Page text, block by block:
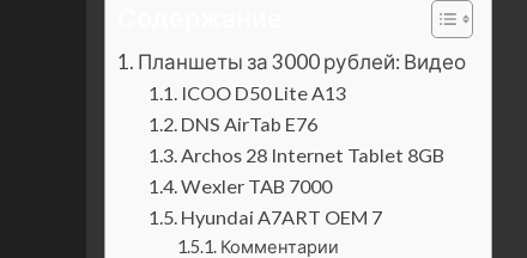
Планшеты за 3000 рублей: Видео
ICOO D50 Lite A13
DNS AirTab E76
Archos 28 Internet Tablet 8GB
Wexler TAB 7000
Hyundai A7ART OEM 7
Комментарии